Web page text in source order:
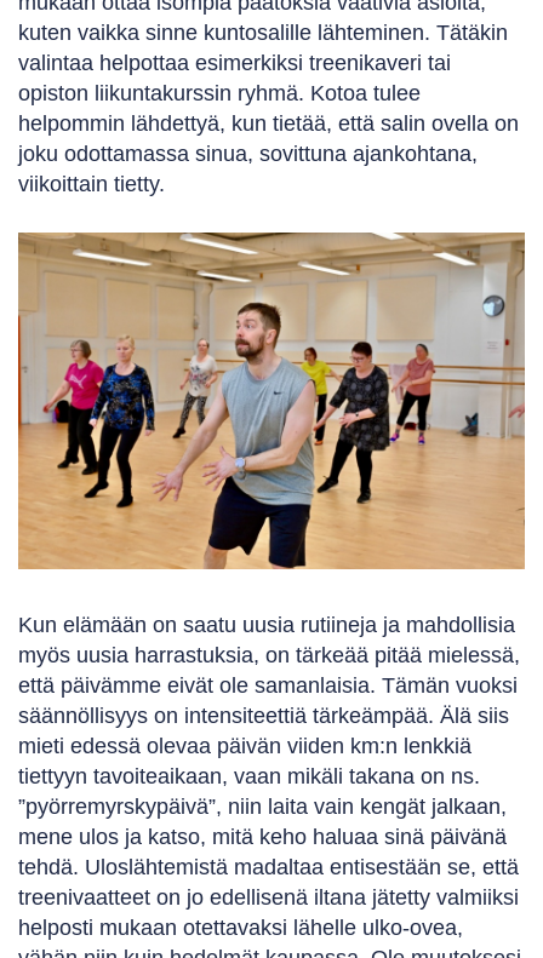
kuten vaikka sinne kuntosalille lähteminen. Tätäkin
valintaa helpottaa esimerkiksi treenikaveri tai
opiston liikuntakurssin ryhmä. Kotoa tulee
helpommin lähdettyä, kun tietää, että salin ovella on
joku odottamassa sinua, sovittuna ajankohtana,
viikoittain tietty.
Kun elämään on saatu uusia rutiineja ja mahdollisia
myös uusia harrastuksia, on tärkeää pitää mielessä,
että päivämme eivät ole samanlaisia. Tämän vuoksi
säännöllisyys on intensiteettiä tärkeämpää. Älä siis
mieti edessä olevaa päivän viiden km:n lenkkiä
tiettyyn tavoiteaikaan, vaan mikäli takana on ns.
”pyörremyrskypäivä”, niin laita vain kengät jalkaan,
mene ulos ja katso, mitä keho haluaa sinä päivänä
tehdä. Uloslähtemistä madaltaa entisestään se, että
treenivaatteet on jo edellisenä iltana jätetty valmiiksi
helposti mukaan otettavaksi lähelle ulko-ovea,